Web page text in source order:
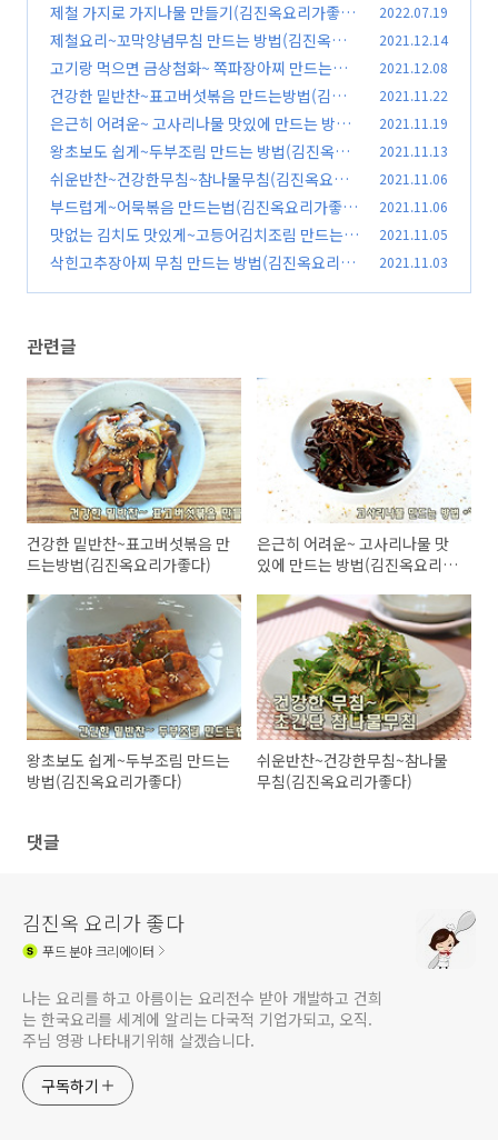
제철 가지로 가지나물 만들기(김진옥요리가좋
다)
(37)
2022.07.19
제철요리~꼬막양념무침 만드는 방법(김진옥요
리가좋다) (2)
2021.12.14
고기랑 먹으면 금상첨화~ 쪽파장아찌 만드는법
(김진옥요리가좋다)
(2)
2021.12.08
건강한 밑반찬~표고버섯볶음 만드는방법(김진
옥요리가좋다)
(1)
2021.11.22
은근히 어려운~ 고사리나물 맛있에 만드는 방법
(김진옥요리가좋다) (3)
2021.11.19
왕초보도 쉽게~두부조림 만드는 방법(김진옥요
리가좋다) (0)
2021.11.13
쉬운반찬~건강한무침~참나물무침(김진옥요리
가좋다)
(0)
2021.11.06
부드럽게~어묵볶음 만드는법(김진옥요리가좋
다)
(1)
2021.11.06
맛없는 김치도 맛있게~고등어김치조림 만드는법
(김진옥요리가좋다)
(0)
2021.11.05
삭힌고추장아찌 무침 만드는 방법(김진옥요리가
2021.11.03
관련글
건강한 밑반찬~표고버섯볶음 만
드는방법(김진옥요리가좋다)
은근히 어려운~ 고사리나물 맛
있에 만드는 방법(김진옥요리가
왕초보도 쉽게~두부조림 만드는
방법(김진옥요리가좋다)
쉬운반찬~건강한무침~참나물
무침(김진옥요리가좋다)
댓글
김진옥 요리가 좋다
푸드분야 크리에이터
나는 요리를 하고 아름이는 요리전수 받아 개발하고 건희
는 한국요리를 세계에 알리는 다국적 기업가되고, 오직.
주님 영광 나타내기위해 살겠습니다.
구독하기